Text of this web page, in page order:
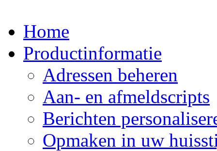
Home
Productinformatie
Adressen beheren
Aan- en afmeldscripts
Berichten
Opmaken in uw